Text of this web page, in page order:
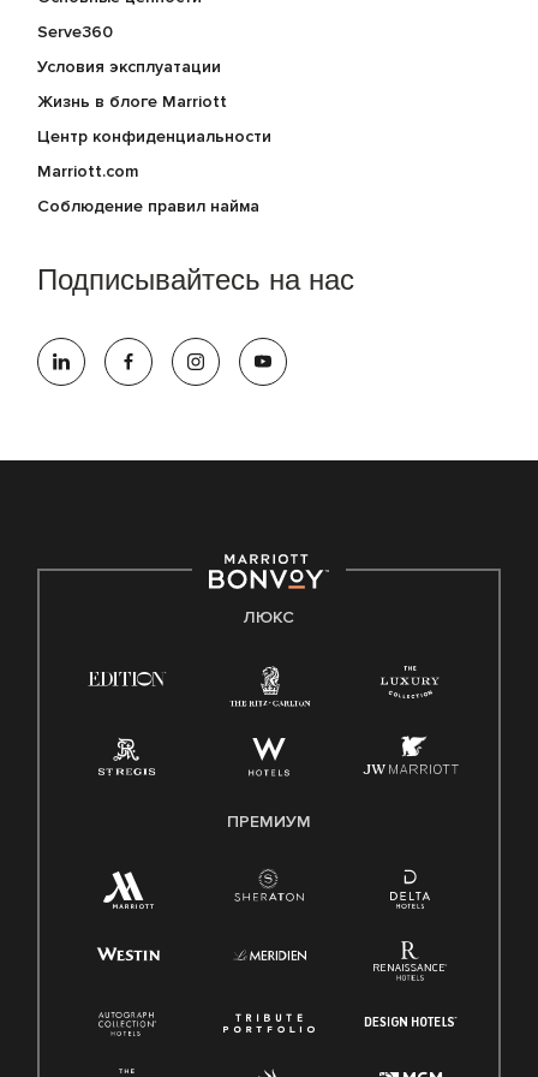
Serve360
Условия эксплуатации
Жизнь в блоге Marriott
Центр конфиденциальности
Marriott.com
Соблюдение правил найма
Подписывайтесь на нас
ЛЮКС
ПРЕМИУМ